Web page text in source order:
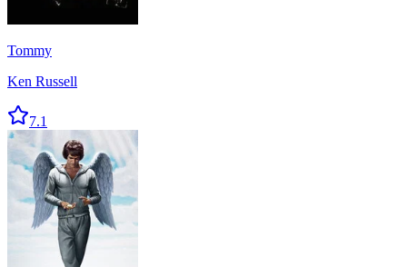
Tommy
Ken Russell
7.1